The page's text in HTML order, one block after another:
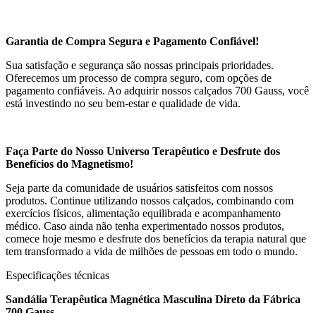
Garantia de Compra Segura e Pagamento Confiável!
Sua satisfação e segurança são nossas principais prioridades.
Oferecemos um processo de compra seguro, com opções de
pagamento confiáveis. Ao adquirir nossos calçados 700 Gauss, você
está investindo no seu bem-estar e qualidade de vida.
Faça Parte do Nosso Universo Terapêutico e Desfrute dos
Benefícios do Magnetismo!
Seja parte da comunidade de usuários satisfeitos com nossos
produtos. Continue utilizando nossos calçados, combinando com
exercícios físicos, alimentação equilibrada e acompanhamento
médico. Caso ainda não tenha experimentado nossos produtos,
comece hoje mesmo e desfrute dos benefícios da terapia natural que
tem transformado a vida de milhões de pessoas em todo o mundo.
Especificações técnicas
Sandália Terapêutica Magnética Masculina Direto da Fábrica